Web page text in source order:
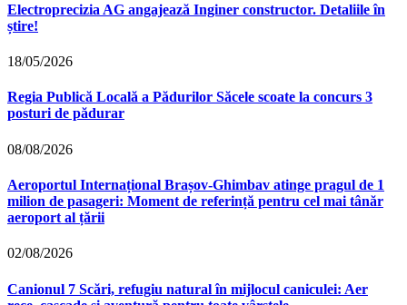
Electroprecizia AG angajează Inginer constructor. Detaliile în
știre!
18/05/2026
Regia Publică Locală a Pădurilor Săcele scoate la concurs 3
posturi de pădurar
08/08/2026
Aeroportul Internațional Brașov‑Ghimbav atinge pragul de 1
milion de pasageri: Moment de referință pentru cel mai tânăr
aeroport al țării
02/08/2026
Canionul 7 Scări, refugiu natural în mijlocul caniculei: Aer